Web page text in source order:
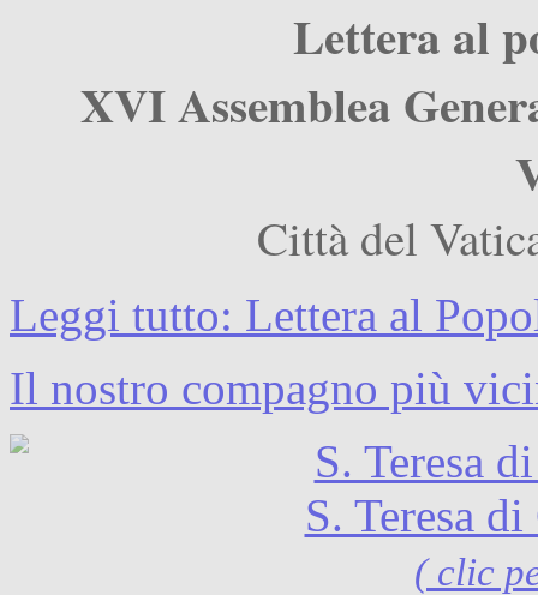
Lettera al
XVI Assemblea
Città del
Leggi tutto: Lettera al
Il nostro compagno più
S. Teresa
( clic